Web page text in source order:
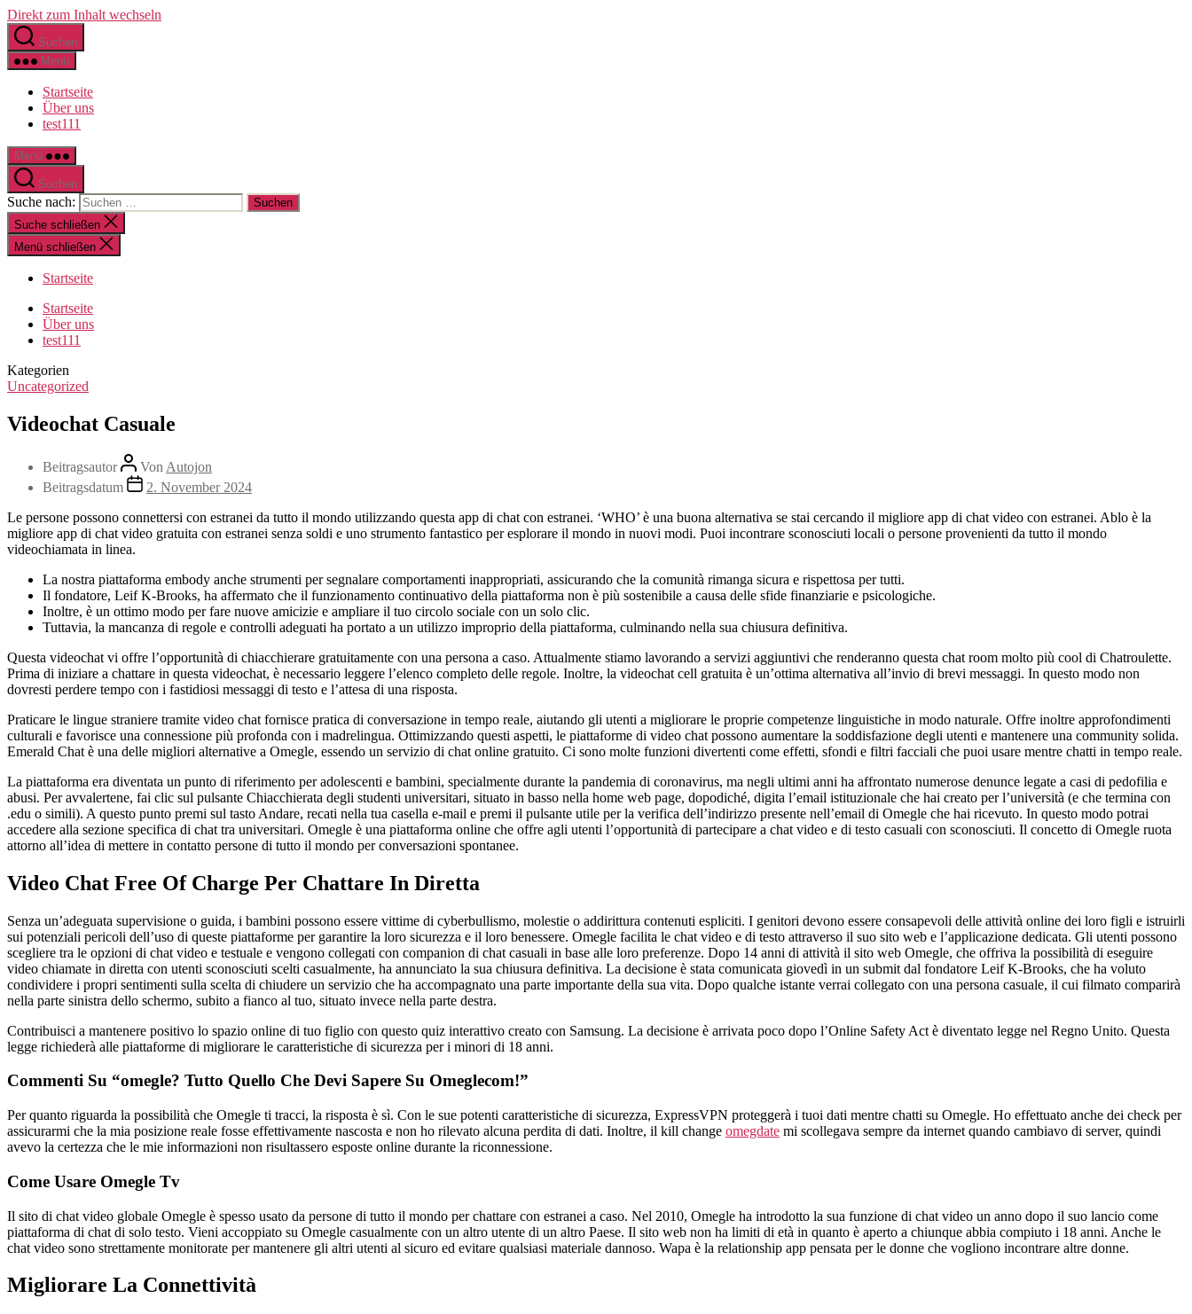
Direkt zum Inhalt wechseln
Suchen
Menü
Startseite
Über uns
test111
Menü
Suchen
Suche nach:
Suche schließen
Menü schließen
Startseite
Startseite
Über uns
test111
Kategorien
Uncategorized
Videochat Casuale
Beitragsautor Von Autojon
Beitragsdatum
2. November 2024
Le persone possono connettersi con estranei da tutto il mondo utilizzando questa app di chat con estranei. ‘WHO’ è una buona alternativa se stai cercando il migliore app di chat video con estranei. Ablo è la
migliore app di chat video gratuita con estranei senza soldi e uno strumento fantastico per esplorare il mondo in nuovi modi. Puoi incontrare sconosciuti locali o persone provenienti da tutto il mondo
videochiamata in linea.
La nostra piattaforma embody anche strumenti per segnalare comportamenti inappropriati, assicurando che la comunità rimanga sicura e rispettosa per tutti.
Il fondatore, Leif K-Brooks, ha affermato che il funzionamento continuativo della piattaforma non è più sostenibile a causa delle sfide finanziarie e psicologiche.
Inoltre, è un ottimo modo per fare nuove amicizie e ampliare il tuo circolo sociale con un solo clic.
Tuttavia, la mancanza di regole e controlli adeguati ha portato a un utilizzo improprio della piattaforma, culminando nella sua chiusura definitiva.
Questa videochat vi offre l’opportunità di chiacchierare gratuitamente con una persona a caso. Attualmente stiamo lavorando a servizi aggiuntivi che renderanno questa chat room molto più cool di Сhatroulette.
Prima di iniziare a chattare in questa videochat, è necessario leggere l’elenco completo delle regole. Inoltre, la videochat cell gratuita è un’ottima alternativa all’invio di brevi messaggi. In questo modo non
dovresti perdere tempo con i fastidiosi messaggi di testo e l’attesa di una risposta.
Praticare le lingue straniere tramite video chat fornisce pratica di conversazione in tempo reale, aiutando gli utenti a migliorare le proprie competenze linguistiche in modo naturale. Offre inoltre approfondimenti
culturali e favorisce una connessione più profonda con i madrelingua. Ottimizzando questi aspetti, le piattaforme di video chat possono aumentare la soddisfazione degli utenti e mantenere una community solida.
Emerald Chat è una delle migliori alternative a Omegle, essendo un servizio di chat online gratuito. Ci sono molte funzioni divertenti come effetti, sfondi e filtri facciali che puoi usare mentre chatti in tempo reale.
La piattaforma era diventata un punto di riferimento per adolescenti e bambini, specialmente durante la pandemia di coronavirus, ma negli ultimi anni ha affrontato numerose denunce legate a casi di pedofilia e
abusi. Per avvalertene, fai clic sul pulsante Chiacchierata degli studenti universitari, situato in basso nella home web page, dopodiché, digita l’email istituzionale che hai creato per l’università (e che termina con
.edu o simili). A questo punto premi sul tasto Andare, recati nella tua casella e-mail e premi il pulsante utile per la verifica dell’indirizzo presente nell’email di Omegle che hai ricevuto. In questo modo potrai
accedere alla sezione specifica di chat tra universitari. Omegle è una piattaforma online che offre agli utenti l’opportunità di partecipare a chat video e di testo casuali con sconosciuti. Il concetto di Omegle ruota
attorno all’idea di mettere in contatto persone di tutto il mondo per conversazioni spontanee.
Video Chat Free Of Charge Per Chattare In Diretta
Senza un’adeguata supervisione o guida, i bambini possono essere vittime di cyberbullismo, molestie o addirittura contenuti espliciti. I genitori devono essere consapevoli delle attività online dei loro figli e istruirli
sui potenziali pericoli dell’uso di queste piattaforme per garantire la loro sicurezza e il loro benessere. Omegle facilita le chat video e di testo attraverso il suo sito web e l’applicazione dedicata. Gli utenti possono
scegliere tra le opzioni di chat video e testuale e vengono collegati con companion di chat casuali in base alle loro preferenze. Dopo 14 anni di attività il sito web Omegle, che offriva la possibilità di eseguire
video chiamate in diretta con utenti sconosciuti scelti casualmente, ha annunciato la sua chiusura definitiva. La decisione è stata comunicata giovedì in un submit dal fondatore Leif K-Brooks, che ha voluto
condividere i propri sentimenti sulla scelta di chiudere un servizio che ha accompagnato una parte importante della sua vita. Dopo qualche istante verrai collegato con una persona casuale, il cui filmato comparirà
nella parte sinistra dello schermo, subito a fianco al tuo, situato invece nella parte destra.
Contribuisci a mantenere positivo lo spazio online di tuo figlio con questo quiz interattivo creato con Samsung. La decisione è arrivata poco dopo l’Online Safety Act è diventato legge nel Regno Unito. Questa
legge richiederà alle piattaforme di migliorare le caratteristiche di sicurezza per i minori di 18 anni.
Commenti Su “omegle? Tutto Quello Che Devi Sapere Su Omeglecom!”
Per quanto riguarda la possibilità che Omegle ti tracci, la risposta è sì. Con le sue potenti caratteristiche di sicurezza, ExpressVPN proteggerà i tuoi dati mentre chatti su Omegle. Ho effettuato anche dei check per
assicurarmi che la mia posizione reale fosse effettivamente nascosta e non ho rilevato alcuna perdita di dati. Inoltre, il kill change omegdate mi scollegava sempre da internet quando cambiavo di server, quindi
avevo la certezza che le mie informazioni non risultassero esposte online durante la riconnessione.
Come Usare Omegle Tv
Il sito di chat video globale Omegle è spesso usato da persone di tutto il mondo per chattare con estranei a caso. Nel 2010, Omegle ha introdotto la sua funzione di chat video un anno dopo il suo lancio come
piattaforma di chat di solo testo. Vieni accoppiato su Omegle casualmente con un altro utente di un altro Paese. Il sito web non ha limiti di età in quanto è aperto a chiunque abbia compiuto i 18 anni. Anche le
chat video sono strettamente monitorate per mantenere gli altri utenti al sicuro ed evitare qualsiasi materiale dannoso. Wapa è la relationship app pensata per le donne che vogliono incontrare altre donne.
Migliorare La Connettività